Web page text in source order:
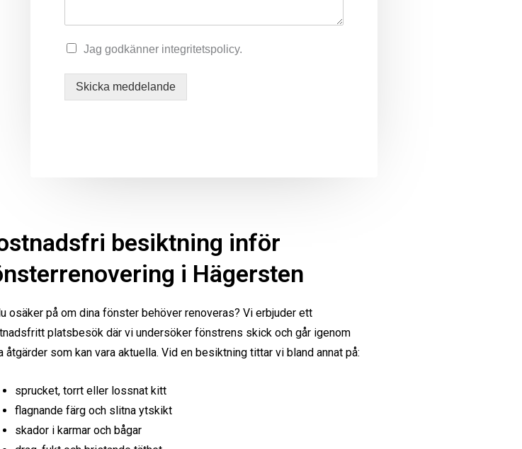
Jag godkänner integritetspolicy.
Skicka meddelande
besiktning inför
i Hägersten
osäker på om dina fönster behöver renoveras? Vi erbjuder ett
platsbesök där vi undersöker fönstrens skick och går igenom
åtgärder som kan vara aktuella. Vid en besiktning tittar vi bland annat på:
sprucket, torrt eller lossnat kitt
flagnande färg och slitna ytskikt
skador i karmar och bågar